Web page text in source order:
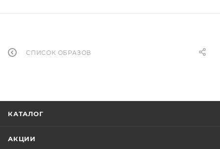
СПИСОК ОБРАЗОВ
КАТАЛОГ
АКЦИИ